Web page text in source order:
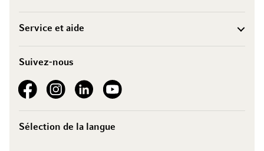
Service et aide
Suivez-nous
See our FacebookSee our Instagram account
See our LinkedInSee our YouTube channel
Sélection de la langue